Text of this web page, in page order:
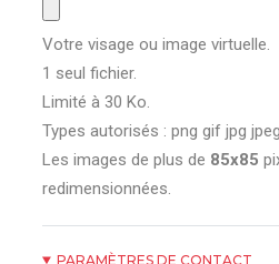
Votre visage ou image virtuelle.
1 seul fichier.
Limité à 30 Ko.
Types autorisés : png gif jpg
Les images de plus de 85x85
redimensionnées.
PARAMÈTRES DE CONTACT